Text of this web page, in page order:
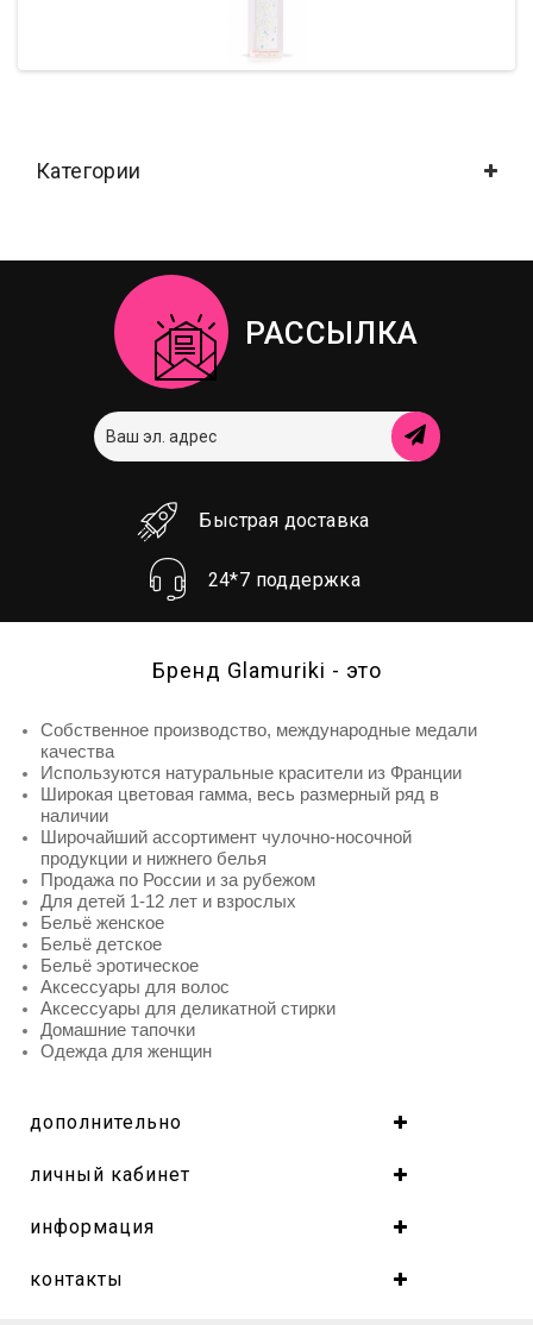
Категории
РАССЫЛКА
Быстрая доставка
24*7 поддержка
Бренд Glamuriki - это
Собственное производство, международные медали
качества
Используются натуральные красители из Франции
Широкая цветовая гамма, весь размерный ряд в
наличии
Широчайший ассортимент чулочно-носочной
продукции и нижнего белья
Продажа по России и за рубежом
Для детей 1-12 лет и взрослых
Бельё женское
Бельё детское
Бельё эротическое
Аксессуары для волос
Аксессуары для деликатной стирки
Домашние тапочки
Одежда для женщин
дополнительно
личный кабинет
информация
контакты